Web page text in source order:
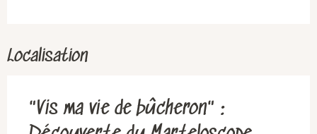
Localisation
"Vis ma vie de bûcheron" :